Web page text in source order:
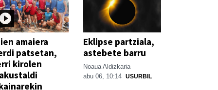
amaiera
patsetan,
kirolen
Eklipse partziala,
astebete barru
Noaua Aldizkaria
abu 06, 10:14 USURBIL